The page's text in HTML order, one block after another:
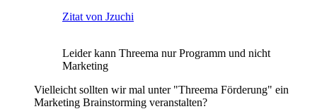
Zitat von Jzuchi
Leider kann Threema nur Programm und nicht
Marketing
Vielleicht sollten wir mal unter "Threema Förderung" ein
Marketing Brainstorming veranstalten?